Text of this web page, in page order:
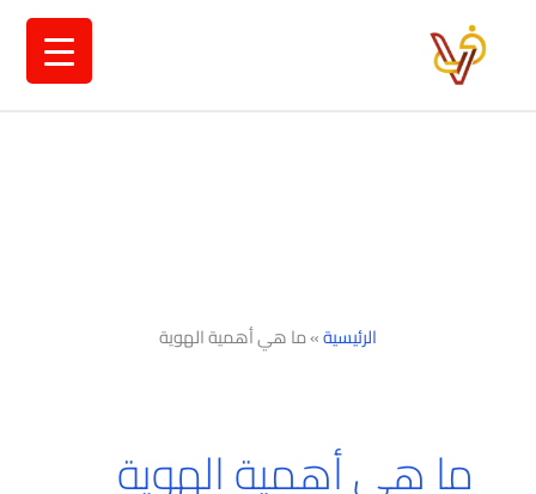
الرئيسية»ما هي أهمية الهوية
ما هي أهمية الهوية